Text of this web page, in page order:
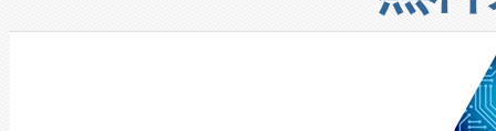
設備整備および立ち上げ調整
加組織は、Enzeneのバイオ
選定された製品について、自
る電力網に大きな負担をかけ
事業者の負担軽減という課題
系統連系を迅速にし、ピーク
したAvia 2は、1,000メート
狭視野のFOVを切り替えるこ
ケーブル、枝などの細かな対